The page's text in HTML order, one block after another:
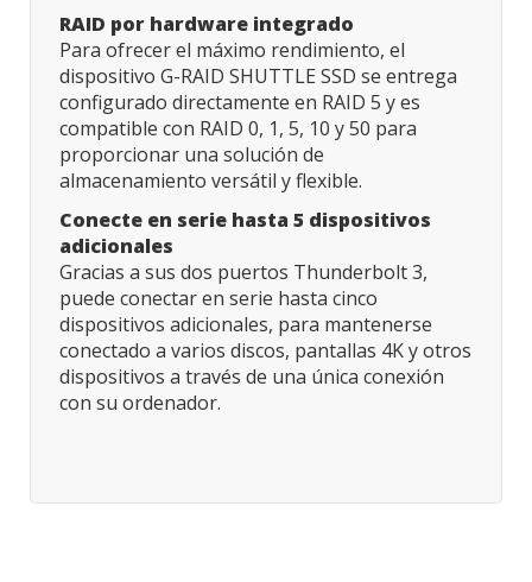
RAID por hardware integrado
Para ofrecer el máximo rendimiento, el
dispositivo G-RAID SHUTTLE SSD se entrega
configurado directamente en RAID 5 y es
compatible con RAID 0, 1, 5, 10 y 50 para
proporcionar una solución de
almacenamiento versátil y flexible.
Conecte en serie hasta 5 dispositivos
adicionales
Gracias a sus dos puertos Thunderbolt 3,
puede conectar en serie hasta cinco
dispositivos adicionales, para mantenerse
conectado a varios discos, pantallas 4K y otros
dispositivos a través de una única conexión
con su ordenador.